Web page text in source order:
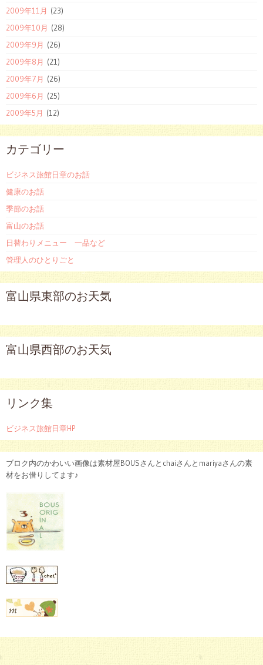
2009年11月 (23)
2009年10月 (28)
2009年9月 (26)
2009年8月 (21)
2009年7月 (26)
2009年6月 (25)
2009年5月 (12)
カテゴリー
ビジネス旅館日章のお話
健康のお話
季節のお話
富山のお話
日替わりメニュー 一品など
管理人のひとりごと
富山県東部のお天気
富山県西部のお天気
リンク集
ビジネス旅館日章HP
ブロク内のかわいい画像は素材屋BOUSさんとchaiさんとmariyaさんの素
材をお借りしてます♪